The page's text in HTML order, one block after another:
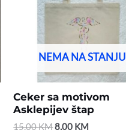
NEMA NA STANJU
Ceker sa motivom
Asklepijev štap
15,00KM8,00 KM